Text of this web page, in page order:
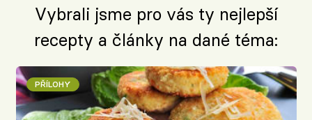
Vybrali jsme pro vás ty nejlepší
recepty a články na dané téma:
PŘÍLOHY